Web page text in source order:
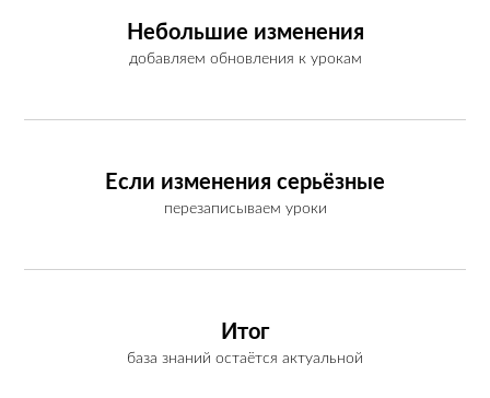
Небольшие изменения
добавляем обновления к урокам
Если изменения серьёзные
перезаписываем уроки
Итог
база знаний остаётся актуальной